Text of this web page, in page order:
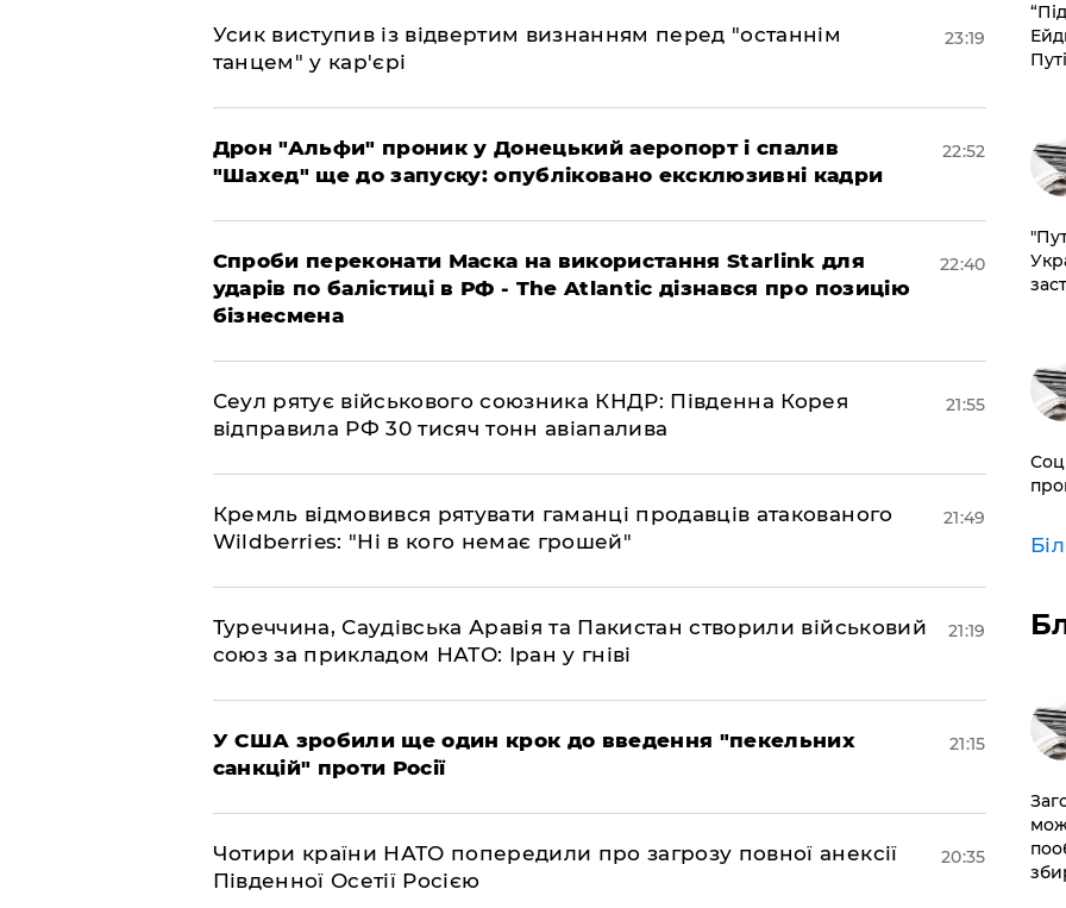
​Усик виступив із відвертим визнанням перед "останнім
танцем" у кар'єрі
23:19
​Дрон "Альфи" проник у Донецький аеропорт і спалив
"Шахед" ще до запуску: опубліковано ексклюзивні кадри
22:52
​Спроби переконати Маска на використання Starlink для
ударів по балістиці в РФ - The Atlantic дізнався про позицію
бізнесмена
22:40
​Сеул рятує військового союзника КНДР: Південна Корея
відправила РФ 30 тисяч тонн авіапалива
21:55
​Кремль відмовився рятувати гаманці продавців атакованого
Wildberries: "Ні в кого немає грошей"
21:49
​Туреччина, Саудівська Аравія та Пакистан створили військовий
союз за прикладом НАТО: Іран у гніві
21:19
​У США зробили ще один крок до введення "пекельних
санкцій" проти Росії
21:15
​Чотири країни НАТО попередили про загрозу повної анексії
Південної Осетії Росією
20:35